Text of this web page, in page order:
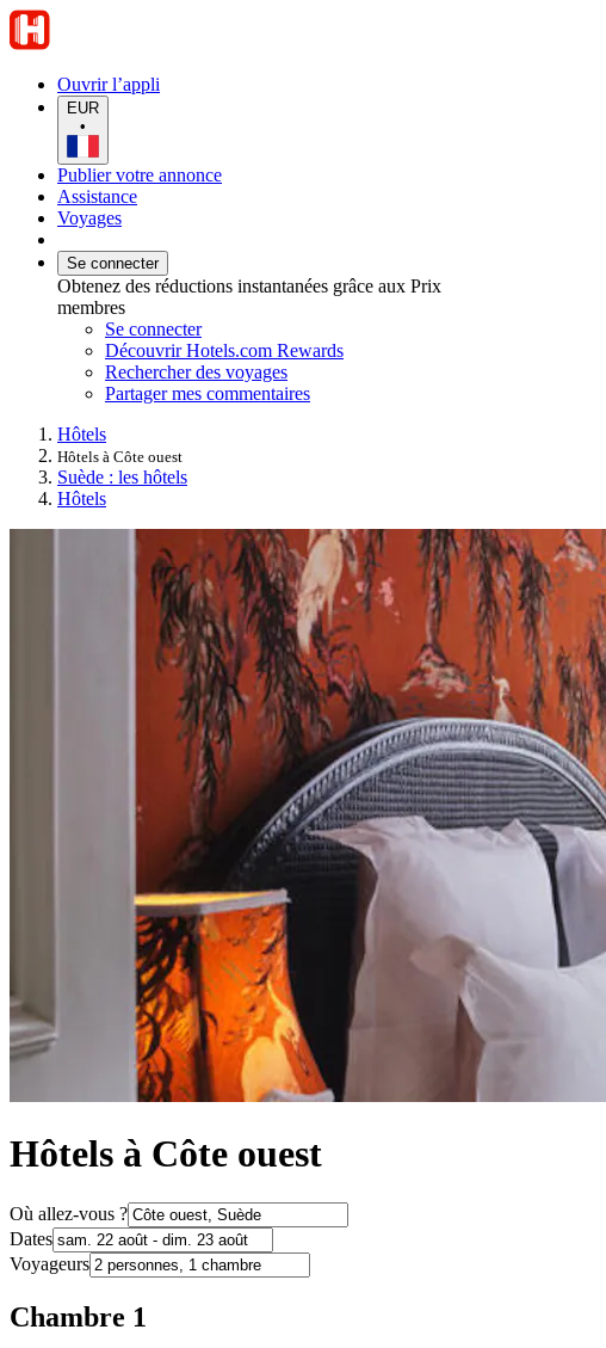
Ouvrir l’appli
EUR
•
Publier votre annonce
Assistance
Voyages
Se connecter
Obtenez des réductions instantanées grâce aux Prix
membres
Se connecter
Découvrir Hotels.com Rewards
Rechercher des voyages
Partager mes commentaires
Hôtels
Hôtels à Côte ouest
Suède : les hôtels
Hôtels
Hôtels à Côte ouest
Où allez-vous ?
Dates
Voyageurs
Chambre 1